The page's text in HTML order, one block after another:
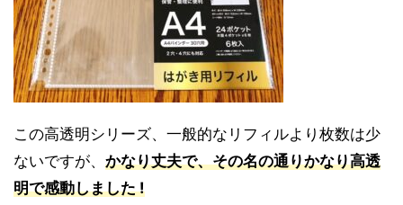
この高透明シリーズ、一般的なリフィルより枚数は少
ないですが、 かなり丈夫で、その名の通りかなり高透
明で感動しました !